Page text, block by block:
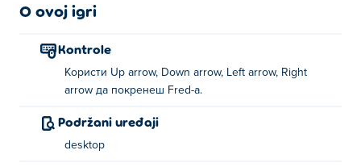
O ovoj igri
Kontrole
Користи Up arrow, Down arrow, Left arrow, Right
arrow да покренеш Fred-а.
Podržani uređaji
desktop